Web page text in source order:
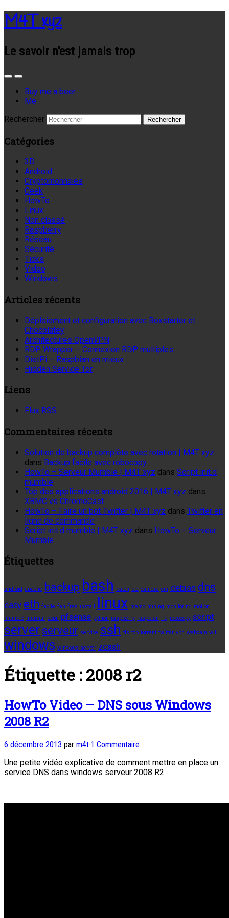
M4T xyz
Le savoir n'est jamais trop
Buy me a beer
Me
Rechercher
Catégories
3D
Android
Cryptomonnaies
Geek
HowTo
Linux
Non classé
Raspberry
Réseau
Sécurité
Ticks
Video
Windows
Articles récents
Déploiement et configuration avec Boxstarter et
Chocolatey
Architectures OpenVPN
RDP Wrapper – Connexion RDP multiples
DietPi – Raspbian en mieux
Hidden Service Tor
Liens
Flux RSS
Commentaires récents
Solution de backup complète avec rotation | M4T xyz
dans Backup facile avec robocopy
HowTo – Serveur Mumble | M4T xyz dans Script init.d
mumble
Top des applications android 2016 | M4T xyz dans
XBMC vs ChromeCast
HowTo – Faire un bot Twitter | M4T xyz dans Twitter en
ligne de commande
Script init.d mumble | M4T xyz dans HowTo – Serveur
Mumble
Étiquettes
android apache backup bash batch btc caméra cm debian dns
easy eth facile fan free install linux memo mining monitoring motion
mumble murmur ovpn pfsense python raspberry raspbian rig robocopy script
server serveur service ssh tls top torrent twitter vpn webcam wifi
windows windows server zcash
Étiquette :2008 r2
HowTo Video – DNS sous Windows
2008 R2
6 décembre 2013 par m4t·1 Commentaire
Une petite vidéo explicative de comment mettre en place un
service DNS dans windows serveur 2008 R2.